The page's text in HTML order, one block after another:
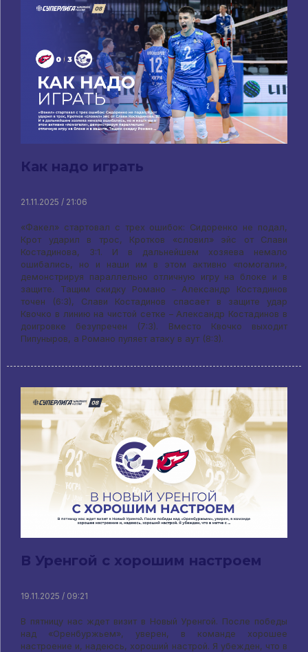
Как надо играть
21.11.2025 / 21:06
«Факел» стартовал с трех ошибок: Сидоренко не подал,
Крот ударил в трос, Кротков «словил» эйс от Слави
Костадинова, 3:1. И в дальнейшем хозяева немало
ошибались, но и наши им в этом активно «помогали»,
демонстрируя параллельно отличную игру на блоке и в
защите. Тащим скидку Романо – Александр Костадинов
точен (6:3), Слави Костадинов спасает в защите удар
Квочко в линию на чистой сетке – Александр Костадинов в
доигровке безупречен (7:3). Вместо Квочко выходит
Пипуныров, а Романо пуляет атаку в аут (8:3).
В Уренгой с хорошим настроем
19.11.2025 / 09:21
В пятницу нас ждет визит в Новый Уренгой. После победы
над «Оренбуржьем», уверен, в команде хорошее
настроение и, надеюсь, хороший настрой. Я убежден, что в